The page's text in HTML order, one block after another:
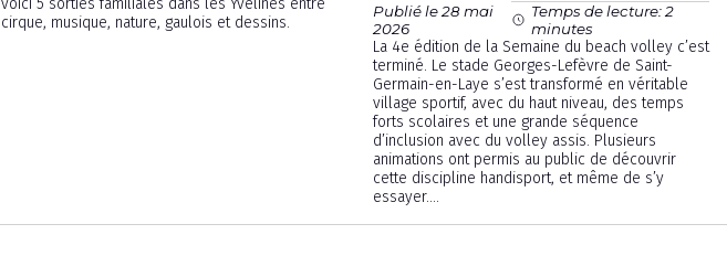
voici 5 sorties familiales dans les Yvelines entre
cirque, musique, nature, gaulois et dessins.
Publié le 28 mai
2026
Temps de lecture: 2
minutes
La 4e édition de la Semaine du beach volley c’est
terminé. Le stade Georges-Lefèvre de Saint-
Germain-en-Laye s’est transformé en véritable
village sportif, avec du haut niveau, des temps
forts scolaires et une grande séquence
d’inclusion avec du volley assis. Plusieurs
animations ont permis au public de découvrir
cette discipline handisport, et même de s’y
essayer....